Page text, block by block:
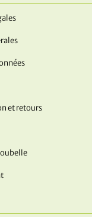
et retours